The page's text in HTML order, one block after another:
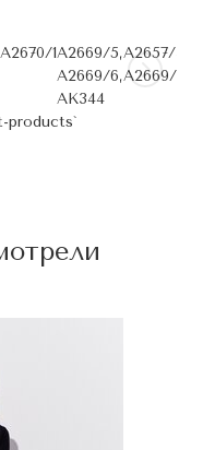
A2670/1A2669/5,
A2669/6,
AK344
A2657/3,
A2669/6
products`